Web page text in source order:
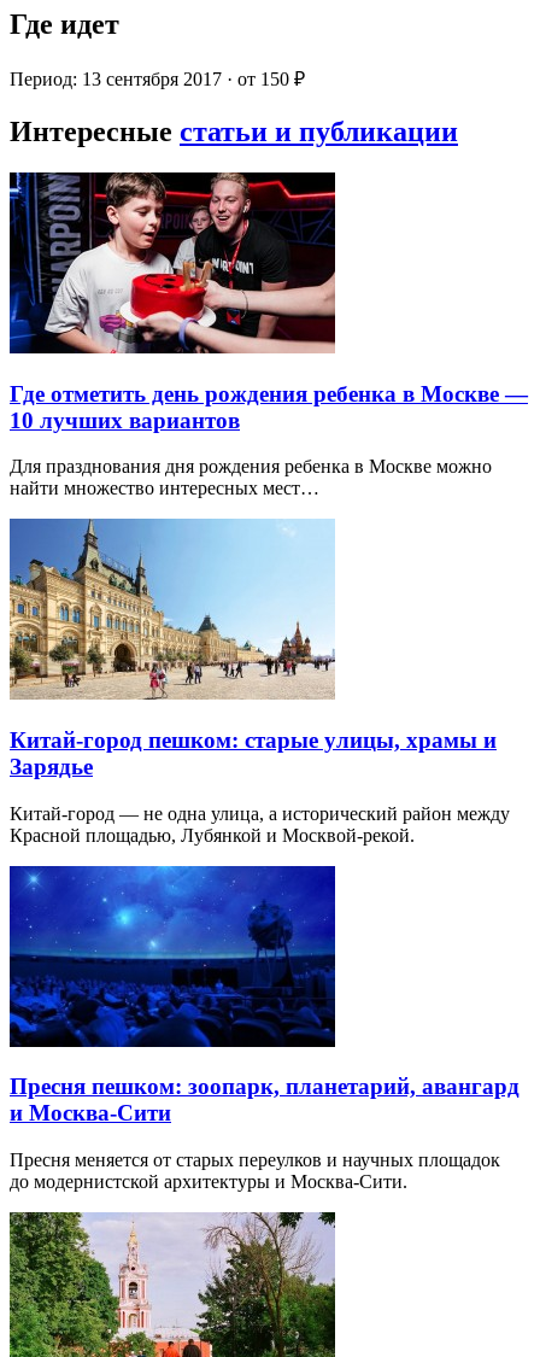
Где идет
Период: 13 сентября 2017 · от 150 ₽
Интересные статьи и публикации
Где отметить день рождения ребенка в Москве —
10 лучших вариантов
Для празднования дня рождения ребенка в Москве можно
найти множество интересных мест…
Китай-город пешком: старые улицы, храмы и
Зарядье
Китай-город — не одна улица, а исторический район между
Красной площадью, Лубянкой и Москвой-рекой.
Пресня пешком: зоопарк, планетарий, авангард
и Москва-Сити
Пресня меняется от старых переулков и научных площадок
до модернистской архитектуры и Москва-Сити.